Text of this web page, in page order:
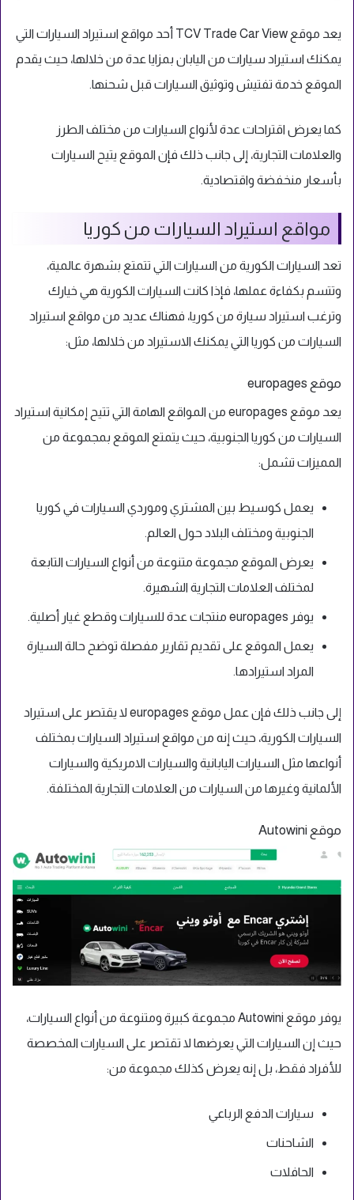
يعد موقع TCV Trade Car View أحد مواقع استيراد السيارات التي
يمكنك استيراد سيارات من اليابان بمزايا عدة من خلالها، حيث يقدم
الموقع خدمة تفتيش وتوثيق السيارات قبل شحنها.
كما يعرض اقتراحات عدة لأنواع السيارات من مختلف الطرز
والعلامات التجارية، إلى جانب ذلك فإن الموقع يتيح السيارات
بأسعار منخفضة واقتصادية.
مواقع استيراد السيارات من كوريا
تعد السيارات الكورية من السيارات التي تتمتع بشهرة عالمية،
وتتسم بكفاءة عملها، فإذا كانت السيارات الكورية هي خيارك
وترغب استيراد سيارة من كوريا، فهناك عديد من مواقع استيراد
السيارات من كوريا التي يمكنك الاستيراد من خلالها، مثل:
موقع europages
يعد موقع europages من المواقع الهامة التي تتيح إمكانية استيراد
السيارات من كوريا الجنوبية، حيث يتمتع الموقع بمجموعة من
المميزات تشمل:
يعمل كوسيط بين المشتري وموردي السيارات في كوريا
الجنوبية ومختلف البلاد حول العالم.
يعرض الموقع مجموعة متنوعة من أنواع السيارات التابعة
لمختلف العلامات التجارية الشهيرة.
يوفر europages منتجات عدة للسيارات وقطع غيار أصلية.
يعمل الموقع على تقديم تقارير مفصلة توضح حالة السيارة
المراد استيرادها.
إلى جانب ذلك فإن عمل موقع europages لا يقتصر على استيراد
السيارات الكورية، حيث إنه من مواقع استيراد السيارات بمختلف
أنواعها مثل السيارات اليابانية والسيارات الامريكية والسيارات
الألمانية وغيرها من السيارات من العلامات التجارية المختلفة.
موقع Autowini
يوفر موقع Autowini مجموعة كبيرة ومتنوعة من أنواع السيارات،
حيث إن السيارات التي يعرضها لا تقتصر على السيارات المخصصة
للأفراد فقط، بل إنه يعرض كذلك مجموعة من:
سيارات الدفع الرباعي
الشاحنات
الحافلات